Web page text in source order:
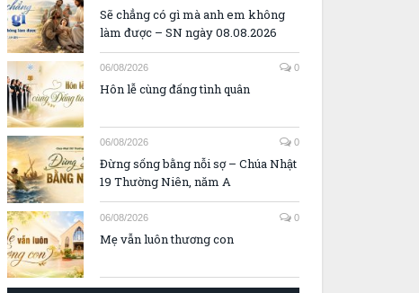
Sẽ chẳng có gì mà anh em không
làm được – SN ngày 08.08.2026
06/08/2026 0
Hôn lễ cùng đấng tình quân
06/08/2026 0
Đừng sống bằng nỗi sợ – Chúa Nhật
19 Thường Niên, năm A
06/08/2026 0
Mẹ vẫn luôn thương con